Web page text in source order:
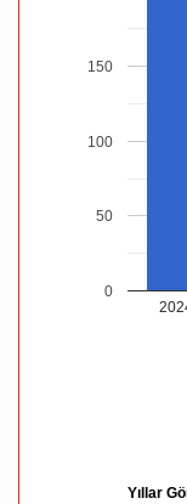
0
50
100
150
Yıllar